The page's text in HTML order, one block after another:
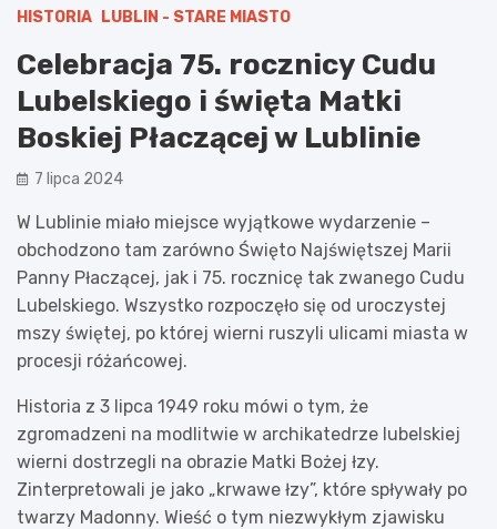
HISTORIA LUBLIN - STARE MIASTO
Celebracja 75. rocznicy Cudu
Lubelskiego i święta Matki
Boskiej Płaczącej w Lublinie
7 lipca 2024
W Lublinie miało miejsce wyjątkowe wydarzenie –
obchodzono tam zarówno Święto Najświętszej Marii
Panny Płaczącej, jak i 75. rocznicę tak zwanego Cudu
Lubelskiego. Wszystko rozpoczęło się od uroczystej
mszy świętej, po której wierni ruszyli ulicami miasta w
procesji różańcowej.
Historia z 3 lipca 1949 roku mówi o tym, że
zgromadzeni na modlitwie w archikatedrze lubelskiej
wierni dostrzegli na obrazie Matki Bożej łzy.
Zinterpretowali je jako „krwawe łzy”, które spływały po
twarzy Madonny. Wieść o tym niezwykłym zjawisku